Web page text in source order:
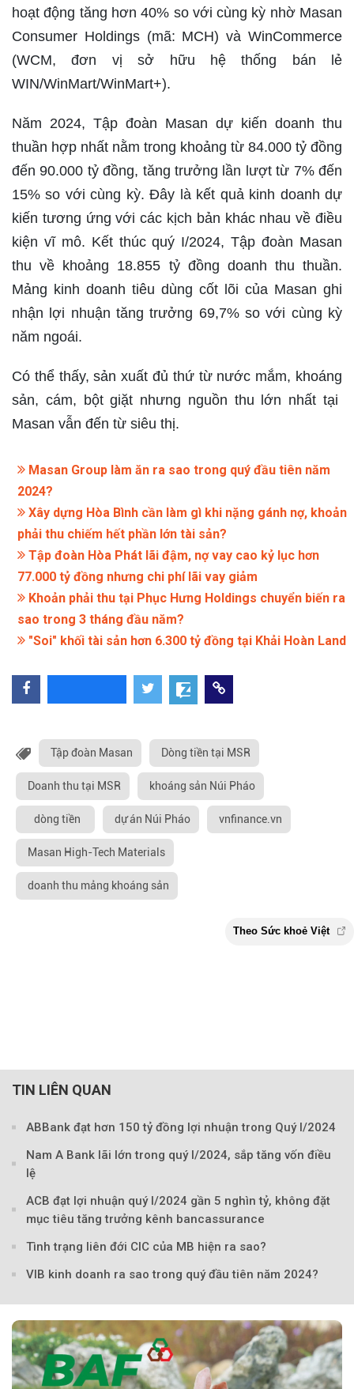
hoạt động tăng hơn 40% so với cùng kỳ nhờ Masan
Consumer Holdings (mã: MCH) và WinCommerce
(WCM, đơn vị sở hữu hệ thống bán lẻ
WIN/WinMart/WinMart+).
Năm 2024, Tập đoàn Masan dự kiến ​​doanh thu
thuần hợp nhất nằm trong khoảng từ 84.000 tỷ đồng
đến 90.000 tỷ đồng, tăng trưởng lần lượt từ 7% đến
15% so với cùng kỳ. Đây là kết quả kinh doanh dự
kiến tương ứng với các kịch bản khác nhau về điều
kiện vĩ mô. Kết thúc quý I/2024, Tập đoàn Masan
thu về khoảng 18.855 tỷ đồng doanh thu thuần.
Mảng kinh doanh tiêu dùng cốt lõi của Masan ghi
nhận lợi nhuận tăng trưởng 69,7% so với cùng kỳ
năm ngoái.
Có thể thấy, sản xuất đủ thứ từ nước mắm, khoáng
sản, cám, bột giặt nhưng nguồn thu lớn nhất tại
Masan vẫn đến từ siêu thị.
Masan Group làm ăn ra sao trong quý đầu tiên năm
2024?
Xây dựng Hòa Bình cần làm gì khi nặng gánh nợ, khoản
phải thu chiếm hết phần lớn tài sản?
Tập đoàn Hòa Phát lãi đậm, nợ vay cao kỷ lục hơn
77.000 tỷ đồng nhưng chi phí lãi vay giảm
Khoản phải thu tại Phục Hưng Holdings chuyển biến ra
sao trong 3 tháng đầu năm?
"Soi" khối tài sản hơn 6.300 tỷ đồng tại Khải Hoàn Land
Tập đoàn Masan Dòng tiền tại MSR
Doanh thu tại MSR khoáng sản Núi Pháo
dòng tiền dự án Núi Pháo vnfinance.vn
Masan High-Tech Materials
doanh thu mảng khoáng sản
TIN LIÊN QUAN
ABBank đạt hơn 150 tỷ đồng lợi nhuận trong Quý I/2024
Nam A Bank lãi lớn trong quý I/2024, sắp tăng vốn điều
lệ
ACB đạt lợi nhuận quý I/2024 gần 5 nghìn tỷ, không đặt
mục tiêu tăng trưởng kênh bancassurance
Tình trạng liên đới CIC của MB hiện ra sao?
VIB kinh doanh ra sao trong quý đầu tiên năm 2024?